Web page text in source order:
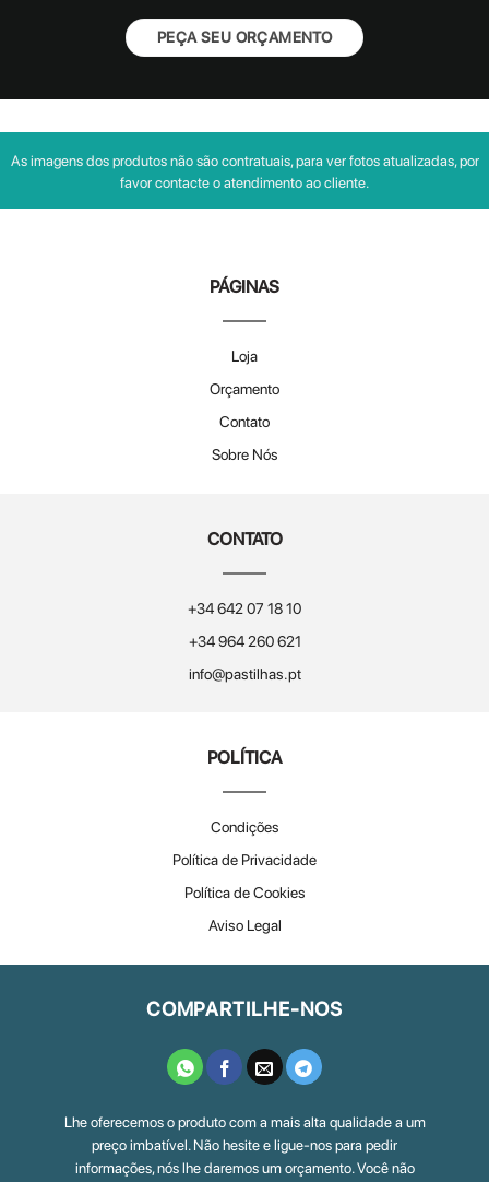
PEÇA SEU ORÇAMENTO
As imagens dos produtos não são contratuais, para ver fotos atualizadas, por
favor contacte o atendimento ao cliente.
PÁGINAS
Loja
Orçamento
Contato
Sobre Nós
CONTATO
+34 642 07 18 10
+34 964 260 621
info@pastilhas.pt
POLÍTICA
Condições
Política de Privacidade
Política de Cookies
Aviso Legal
COMPARTILHE-NOS
Lhe oferecemos o produto com a mais alta qualidade a um
preço imbatível. Não hesite e ligue-nos para pedir
informações, nós lhe daremos um orçamento. Você não